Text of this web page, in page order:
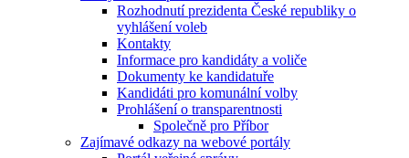
Rozhodnutí prezidenta České republiky o
vyhlášení voleb
Kontakty
Informace pro kandidáty a voliče
Dokumenty ke kandidatuře
Kandidáti pro komunální volby
Prohlášení o transparentnosti
Společně pro Příbor
Zajímavé odkazy na webové portály